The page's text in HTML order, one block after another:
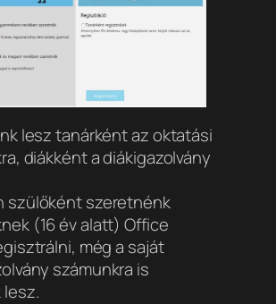
lesz tanárként az oktatási
diákként a diákigazolvány
szülőként szeretnénk
(16 év alatt) Office
még a saját
számunkra is